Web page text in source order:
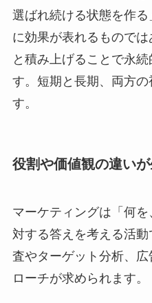
選ばれ続ける状態を作
に効果が表れるもので
と積み上げることで永
す。短期と長期、両方
す。
役割や価値観の違い
マーケティングは「何
対する答えを考える活
査やターゲット分析、
ローチが求められます。